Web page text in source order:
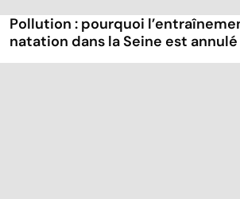
Pollution : pourquoi
natation dans la Seine est annulé